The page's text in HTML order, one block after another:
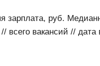
зарплата, руб.
всего вакансий //